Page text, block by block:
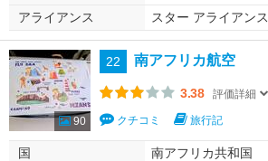
アライアンス スター アライアンス
90
22 南アフリカ航空
3.38 評価詳細
クチコミ 旅行記
国
南アフリカ共和国